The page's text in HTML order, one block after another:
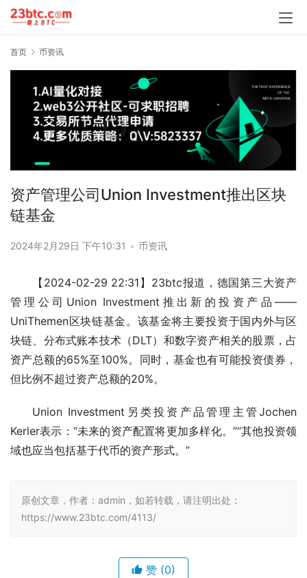
首页 币资讯
资产管理公司Union Investment推出区块
链基金
2024年2月29日 下午10:31 • 币资讯
【2024-02-29 22:31】23btc报道，德国第三大资产
管理公司Union Investment推出新的投资产品——
UniThemen区块链基金。该基金将主要投资于国内外与区
块链、分布式账本技术（DLT）和数字资产相关的股票，占
资产总额的65%至100%。同时，基金也有可能投资债券，
但比例不超过资产总额的20%。
Union Investment另类投资产品管理主管Jochen
Kerler表示：“未来的资产配置将更加多样化。”“其他投资领
域也应当包括基于代币的资产形式。”
原创文章，作者：admin，如若转载，请注明出处：
https://www.23btc.com/4113/
赞 (0)